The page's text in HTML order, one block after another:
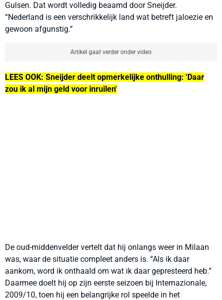
Gulsen. Dat wordt volledig beaamd door Sneijder.
“Nederland is een verschrikkelijk land wat betreft jaloezie en
gewoon afgunstig.”
Artikel gaat verder onder video
LEES OOK: Sneijder deelt opmerkelijke onthulling: 'Daar
zou ik al mijn geld voor inruilen'
De oud-middenvelder vertelt dat hij onlangs weer in Milaan
was, waar de situatie compleet anders is. “Als ik daar
aankom, word ik onthaald om wat ik daar gepresteerd heb.”
Daarmee doelt hij op zijn eerste seizoen bij Internazionale,
2009/10, toen hij een belangrijke rol speelde in het